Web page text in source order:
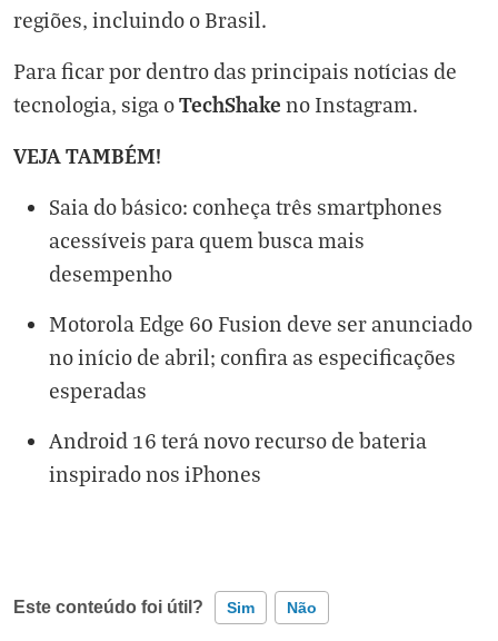
regiões, incluindo o Brasil.
Para ficar por dentro das principais notícias de
tecnologia, siga oTechShake no Instagram.
VEJA TAMBÉM!
Saia do básico: conheça três smartphones
acessíveis para quem busca mais
desempenho
Motorola Edge 60 Fusion deve ser anunciado
no início de abril; confira as especificações
esperadas
Android 16 terá novo recurso de bateria
inspirado nos iPhones
Este conteúdo foi útil? Sim Não